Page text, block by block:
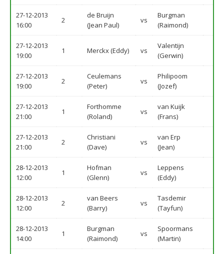
27-12-2013
16:00
2
de Bruijn
(Jean Paul)
vs
Burgman
(Raimond)
27-12-2013
19:00
1 Merckx (Eddy) vs
Valentijn
(Gerwin)
27-12-2013
19:00
2
Ceulemans
(Peter)
vs
Philipoom
(Jozef)
27-12-2013
21:00
1
Forthomme
(Roland)
vs
van Kuijk
(Frans)
27-12-2013
21:00
2
Christiani
(Dave)
vs
van Erp
(Jean)
28-12-2013
12:00
1
Hofman
(Glenn)
vs
Leppens
(Eddy)
28-12-2013
12:00
2
van Beers
(Barry)
vs
Tasdemir
(Tayfun)
28-12-2013
14:00
1
Burgman
(Raimond)
vs
Spoormans
(Martin)